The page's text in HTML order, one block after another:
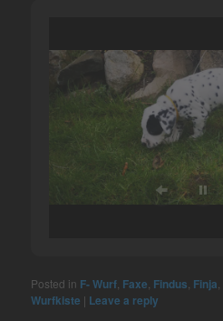
Posted in F- Wurf Faxe Findus Finja
Wurfkiste | Leave a reply